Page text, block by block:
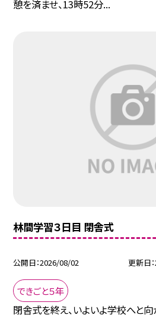
憩を済ませ、13時52分...
林間学習３日目 閉舎式
公開日 2026/08/02 更新日
できごと５年
閉舎式を終え、いよいよ学校へと